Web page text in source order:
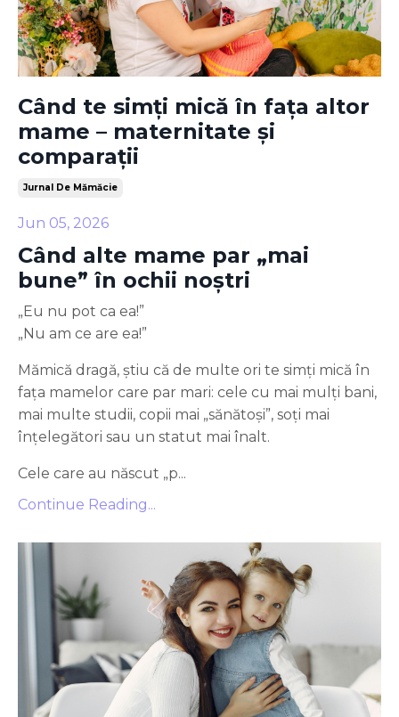
Când te simți mică în fața altor
mame – maternitate și
comparații
Jurnal De Mămăcie
Jun 05, 2026
Când alte mame par „mai
bune” în ochii noștri
„Eu nu pot ca ea!”
„Nu am ce are ea!”
Mămică dragă, știu că de multe ori te simți mică în
fața mamelor care par mari: cele cu mai mulți bani,
mai multe studii, copii mai „sănătoși”, soți mai
înțelegători sau un statut mai înalt.
Cele care au născut „p...
Continue Reading...